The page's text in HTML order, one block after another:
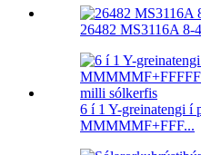
26482 MS3116A 8-
6 í 1 Y-greinatengi í
MMMMMF+FFF...